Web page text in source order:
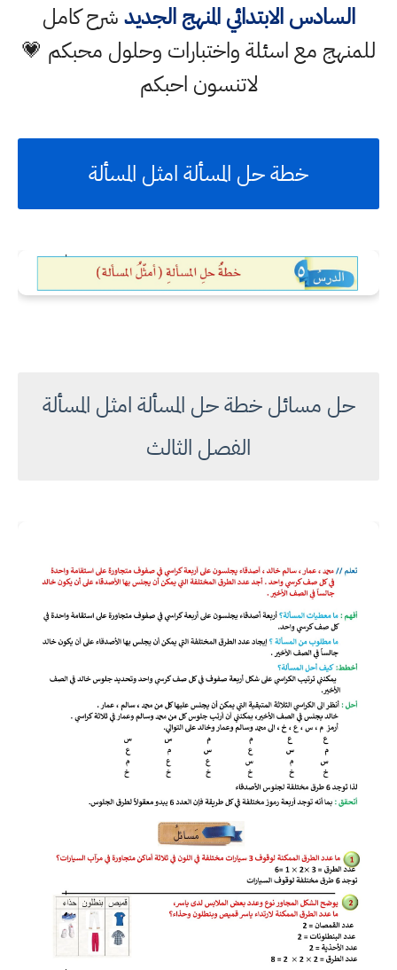
السادس الابتدائي المنهج الجديدشرح كامل
للمنهج مع اسئلة واختبارات وحلول محبكم 💗
لاتنسون احبكم
خطة حل المسألة امثل المسألة
حل مسائل خطة حل المسألة امثل المسألة
الفصل الثالث